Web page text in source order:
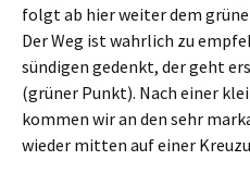
folgt ab hier weiter dem
Der Weg ist wahrlich zu
sündigen gedenkt, der geht
(grüner Punkt). Nach einer
kommen wir an den sehr
wieder mitten auf einer